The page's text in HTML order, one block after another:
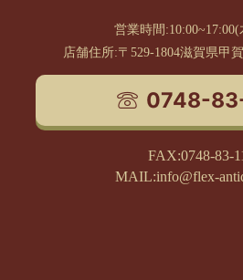
営業時間
店舗住所:〒529-1804滋賀県甲
0748-
FAX:0748-83-
MAIL:info@flex-